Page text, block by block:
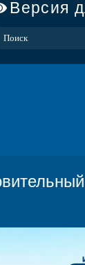
Версия